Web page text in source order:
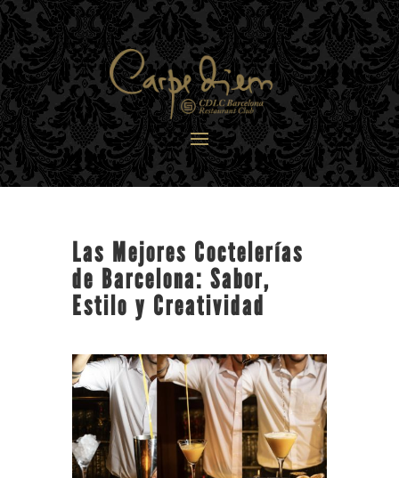
Las Mejores Coctelerías
de Barcelona: Sabor,
Estilo y Creatividad